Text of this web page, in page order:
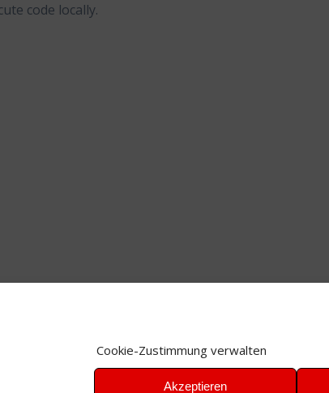
Cookie-Zustimmung verwalten
Akzeptieren
code locally.